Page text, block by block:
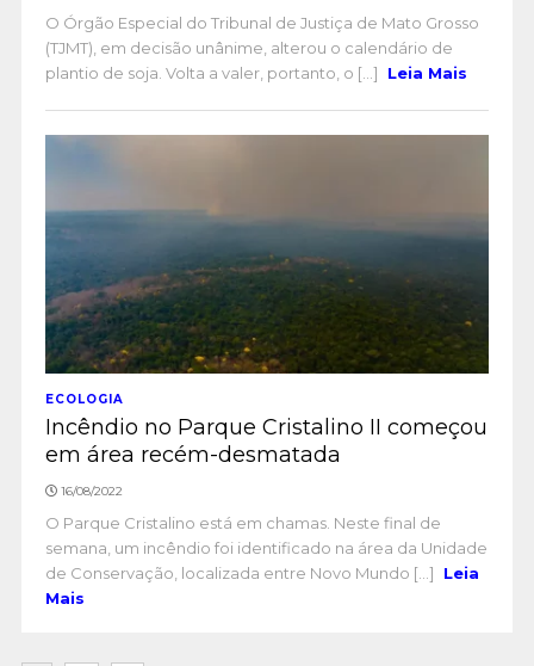
O Órgão Especial do Tribunal de Justiça de Mato Grosso
(TJMT), em decisão unânime, alterou o calendário de
plantio de soja. Volta a valer, portanto, o [...]
Leia Mais
ECOLOGIA
Incêndio no Parque Cristalino II começou
em área recém-desmatada
16/08/2022
O Parque Cristalino está em chamas. Neste final de
semana, um incêndio foi identificado na área da Unidade
de Conservação, localizada entre Novo Mundo [...]
Leia
Mais